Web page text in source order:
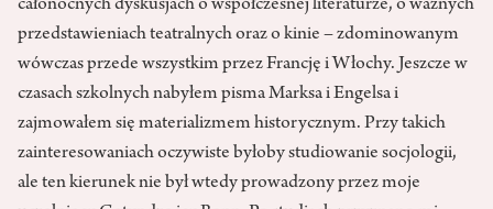
całonocnych dyskusjach o współczesnej literaturze, o ważnych
przedstawieniach teatralnych oraz o kinie – zdominowanym
wówczas przede wszystkim przez Francję i Włochy. Jeszcze w
czasach szkolnych nabyłem pisma Marksa i Engelsa i
zajmowałem się materializmem historycznym. Przy takich
zainteresowaniach oczywiste byłoby studiowanie socjologii,
ale ten kierunek nie był wtedy prowadzony przez moje